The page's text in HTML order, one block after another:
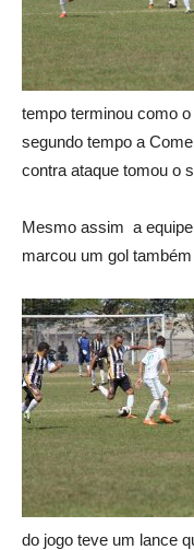
tempo terminou como
segundo tempo a
contra ataque tomou o
Mesmo assim a
marcou um gol
do jogo teve um lance